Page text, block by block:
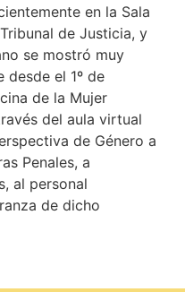
en la Sala
de Justicia, y
se mostró muy
desde el 1º de
de la Mujer
del aula virtual
de Género a
Penales, a
al personal
de dicho